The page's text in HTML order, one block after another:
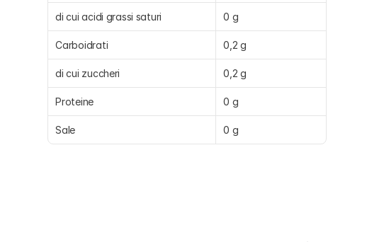
di cui acidi grassi saturi 0 g
Carboidrati 0,2 g
di cui zuccheri 0,2 g
Proteine 0 g
Sale 0 g